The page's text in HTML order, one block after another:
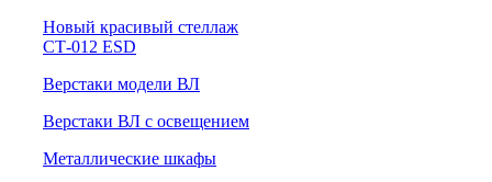
Новый красивый стеллаж
СТ-012 ESD
Верстаки модели ВЛ
Верстаки ВЛ с освещением
Металлические шкафы